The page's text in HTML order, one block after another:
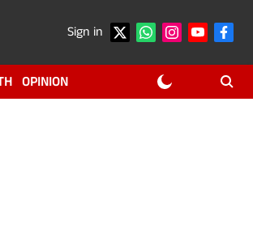
Sign in
OPINION